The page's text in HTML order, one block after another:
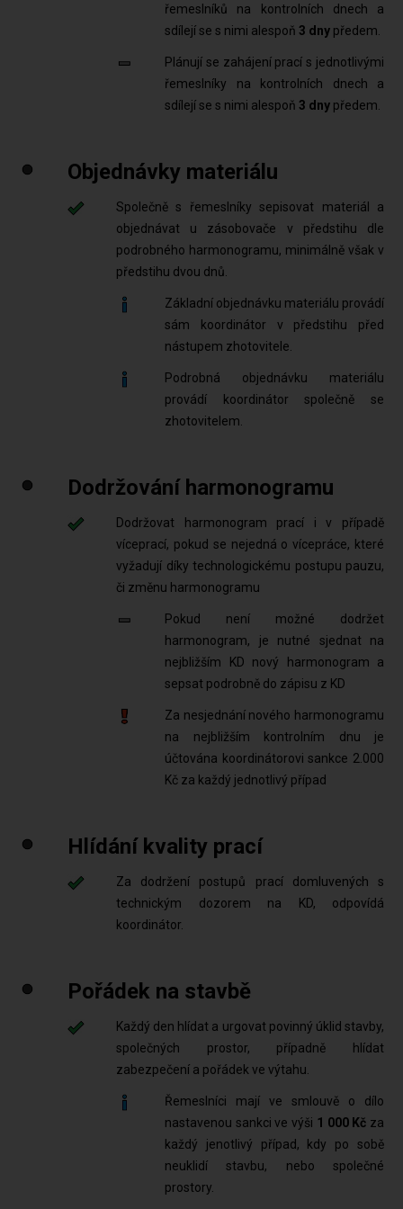
řemeslníků na kontrolních dnech a
sdílejí se s nimi alespoň 3 dny předem.
Plánují se zahájení prací s jednotlivými
řemeslníky na kontrolních dnech a
sdílejí se s nimi alespoň 3 dny předem.
Objednávky materiálu
Společně s řemeslníky sepisovat materiál a
objednávat u zásobovače v předstihu dle
podrobného harmonogramu, minimálně však v
předstihu dvou dnů.
Základní objednávku materiálu provádí
sám koordinátor v předstihu před
nástupem zhotovitele.
Podrobná objednávku materiálu
provádí koordinátor společně se
zhotovitelem.
Dodržování harmonogramu
Dodržovat harmonogram prací i v případě
víceprací, pokud se nejedná o vícepráce, které
vyžadují díky technologickému postupu pauzu,
či změnu harmonogramu
Pokud není možné dodržet
harmonogram, je nutné sjednat na
nejbližším KD nový harmonogram a
sepsat podrobně do zápisu z KD
Za nesjednání nového harmonogramu
na nejbližším kontrolním dnu je
účtována koordinátorovi sankce 2.000
Kč za každý jednotlivý případ
Hlídání kvality prací
Za dodržení postupů prací domluvených s
technickým dozorem na KD, odpovídá
koordinátor.
Pořádek na stavbě
Každý den hlídat a urgovat povinný úklid stavby,
společných prostor, případně hlídat
zabezpečení a pořádek ve výtahu.
Řemeslníci mají ve smlouvě o dílo
nastavenou sankci ve výši 1 000 Kč za
každý jenotlivý případ, kdy po sobě
neuklidí stavbu, nebo společné
prostory.